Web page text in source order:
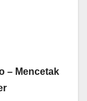
– Mencetak